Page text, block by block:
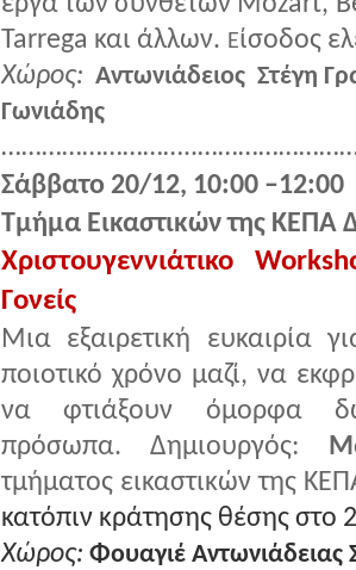
Tarrega και άλλων. Είσοδος
Χώρος: Αντωνιάδειος Στέγη
Γωνιάδης
Σάββατο 20/12, 10:00 –12:00
Τμήμα Εικαστικών της ΚΕΠΑ
Χριστουγεννιάτικο
Γονείς
Μια εξαιρετική ευκαιρία
ποιοτικό χρόνο μαζί, να
να φτιάξουν όμορφα
πρόσωπα. Δημιουργός:
τμήματος εικαστικών της
κατόπιν κράτησης θέσης
Χώρος: Φουαγιέ Αντωνιάδειας